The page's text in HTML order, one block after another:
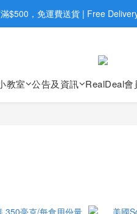
買：旺角弼街20號12樓B  |
$500，免運費送貨 | Free
買：旺角弼街20號12樓B  |
教室 公告及資訊 RealDeal會